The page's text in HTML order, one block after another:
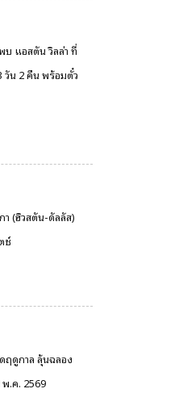
บ แอสตัน วิลล่า ที่
น 2 คืน พร้อมตั๋ว
า (ฮิวสตัน-ดัลลัส)
ช์
ฤดูกาล ลุ้นฉลอง
.ค. 2569